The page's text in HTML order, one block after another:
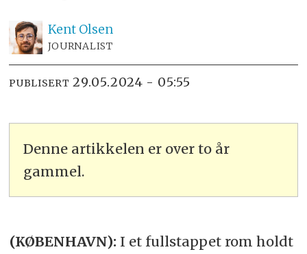
Kent Olsen
JOURNALIST
PUBLISERT 29.05.2024 - 05:55
Denne artikkelen er over to år
gammel.
(KØBENHAVN): I et fullstappet rom holdt